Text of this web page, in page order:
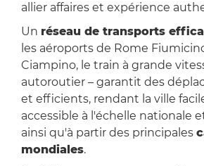
allier affaires et expérience
Un réseau de transports
les aéroports de Rome
Ciampino, le train à grande
autoroutier – garantit des
et efficients, rendant la ville
accessible à l'échelle nationale
ainsi qu'à partir des principales
mondiales.